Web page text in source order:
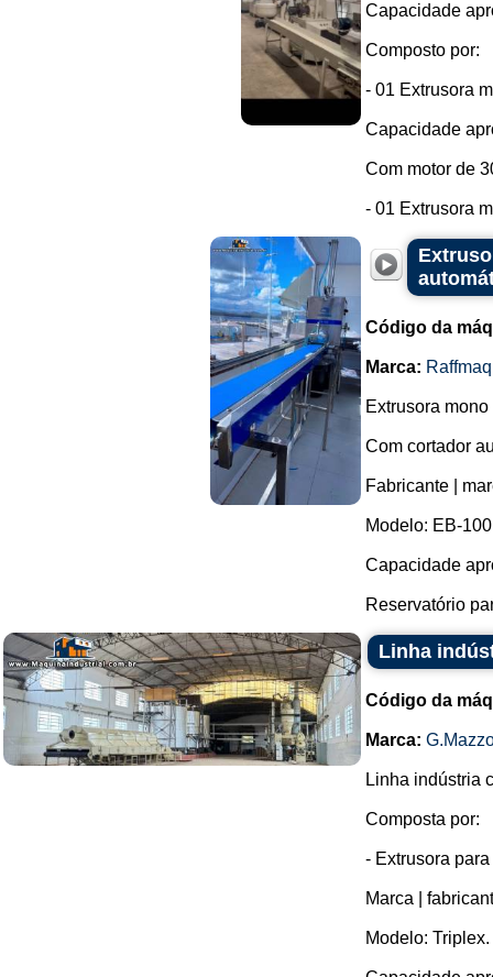
Capacidade
Composto por:
- 01 Extrusora
Capacidade
Com motor de
- 01 Extrusora
Código da
Marca: Raffmaq
Extrusora
Com cortador
Fabricante |
Modelo: EB-
Capacidade
Reservatório
Linha
Código da
Marca:
Linha indústria
Composta por:
- Extrusora
Marca |
Modelo: Triplex.